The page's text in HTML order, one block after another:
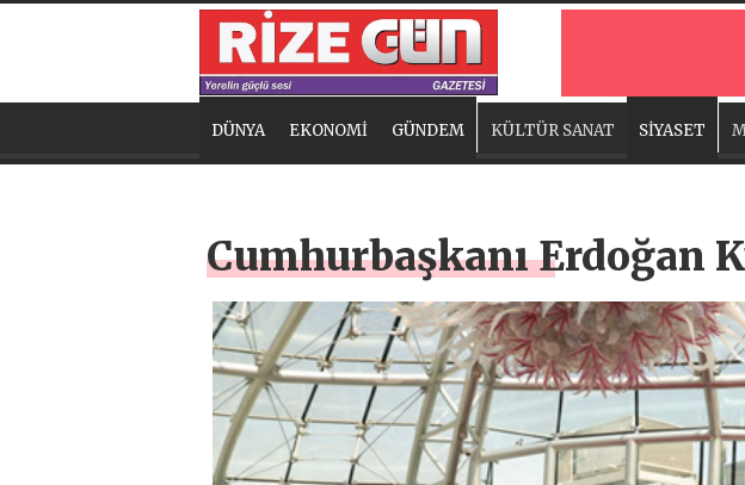
DÜNYA EKONOMİ GÜNDEM KÜLTÜR SANAT SİYASET
Cumhurbaşkanı Erdoğan